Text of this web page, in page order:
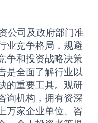
司及政府部门准
业竞争格局，规避
争和投资战略决策
是全面了解行业以
的重要工具。观研
询机构，拥有资深
万家企业单位、咨